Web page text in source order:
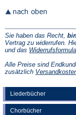
Liederbücher
Chorbücher
Sie haben das Recht,
Vertrag zu widerrufen.
und das
Alle Preise sind
zusätzlich